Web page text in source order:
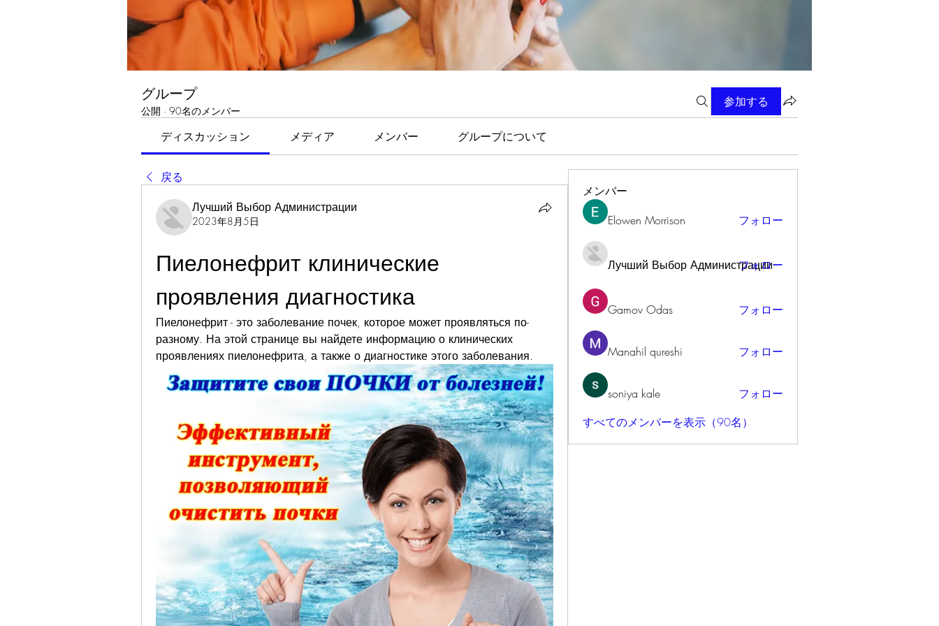
グループ
公開 · 90名のメンバー
参加する
ディスカッション メディア メンバー グループについて
戻る
Лучший Выбор Администрации
2023年8月5日
Пиелонефрит клинические
проявления диагностика
Пиелонефрит - это заболевание почек, которое может проявляться по-
разному. На этой странице вы найдете информацию о клинических
проявлениях пиелонефрита, а также о диагностике этого заболевания.
メンバー
Elowen Morrison フォロー
Лучший Выбор Администрации
フォロー
Gamov Odas フォロー
Manahil qureshi フォロー
soniya kale
フォロー
すべてのメンバーを表示（90名）